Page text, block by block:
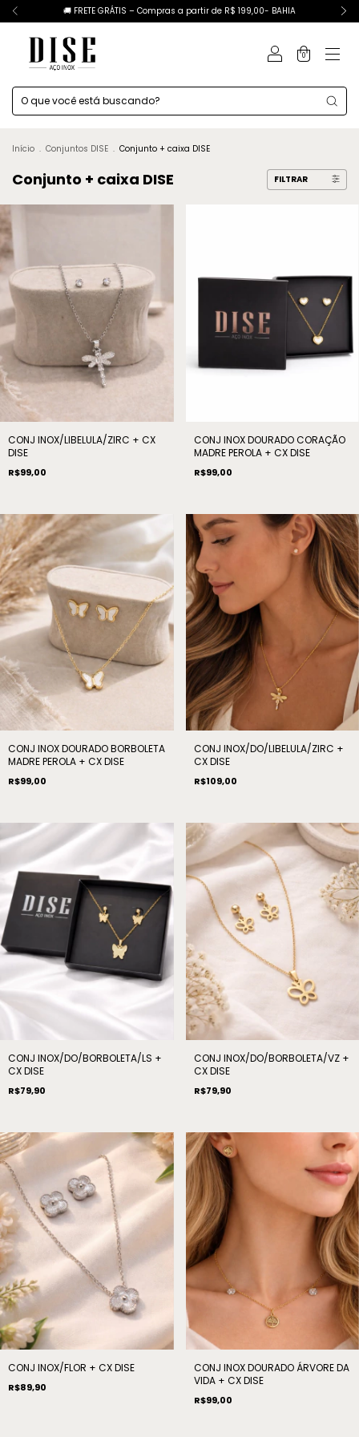
🚚 FRETE GRÁTIS – Compras a partir de R$ 199,00- BAHIA
0
Início . Conjuntos DISE . Conjunto + caixa DISE
Conjunto + caixa DISE FILTRAR
CONJ INOX/LIBELULA/ZIRC + CX
DISE
R$99,00
CONJ INOX DOURADO CORAÇÃO
MADRE PEROLA + CX DISE
R$99,00
CONJ INOX DOURADO BORBOLETA
MADRE PEROLA + CX DISE
R$99,00
CONJ INOX/DO/LIBELULA/ZIRC +
CX DISE
R$109,00
CONJ INOX/DO/BORBOLETA/LS +
CX DISE
R$79,90
CONJ INOX/DO/BORBOLETA/VZ +
CX DISE
R$79,90
CONJ INOX/FLOR + CX DISE
R$89,90
CONJ INOX DOURADO ÁRVORE DA
VIDA + CX DISE
R$99,00